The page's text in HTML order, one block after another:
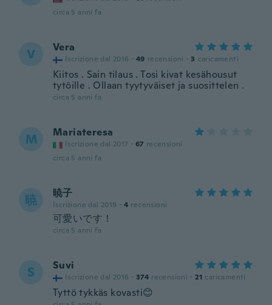
circa 5 anni fa
V Vera
Iscrizione dal 2016 · 49 recensioni · 3 caricamenti
Kiitos . Sain tilaus . Tosi kivat kesähousut
tytöille . Ollaan tyytyväiset ja suosittelen .
circa 5 anni fa
M Mariateresa
Iscrizione dal 2017 · 67 recensioni
circa 5 anni fa
暁 暁子
Iscrizione dal 2019 · 4 recensioni
可愛いです！
circa 5 anni fa
S Suvi
Iscrizione dal 2016 · 374 recensioni · 21 caricamenti
Tyttö tykkäs kovasti😊